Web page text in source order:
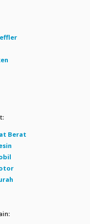
Berat